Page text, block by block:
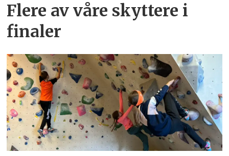
Flere av våre skyttere i
finaler